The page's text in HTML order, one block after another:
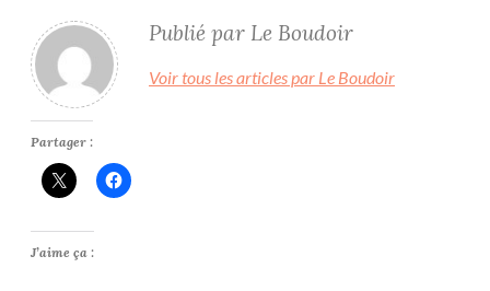
Publié par Le Boudoir
Voir tous les articles par Le Boudoir
Partager :
J’aime ça :